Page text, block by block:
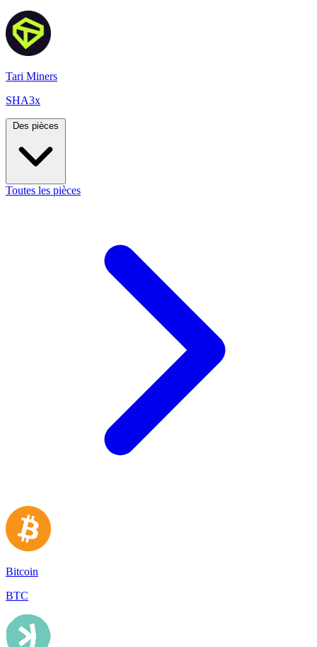
Tari Miners
SHA3x
Des pièces
Toutes les pièces
Bitcoin
BTC